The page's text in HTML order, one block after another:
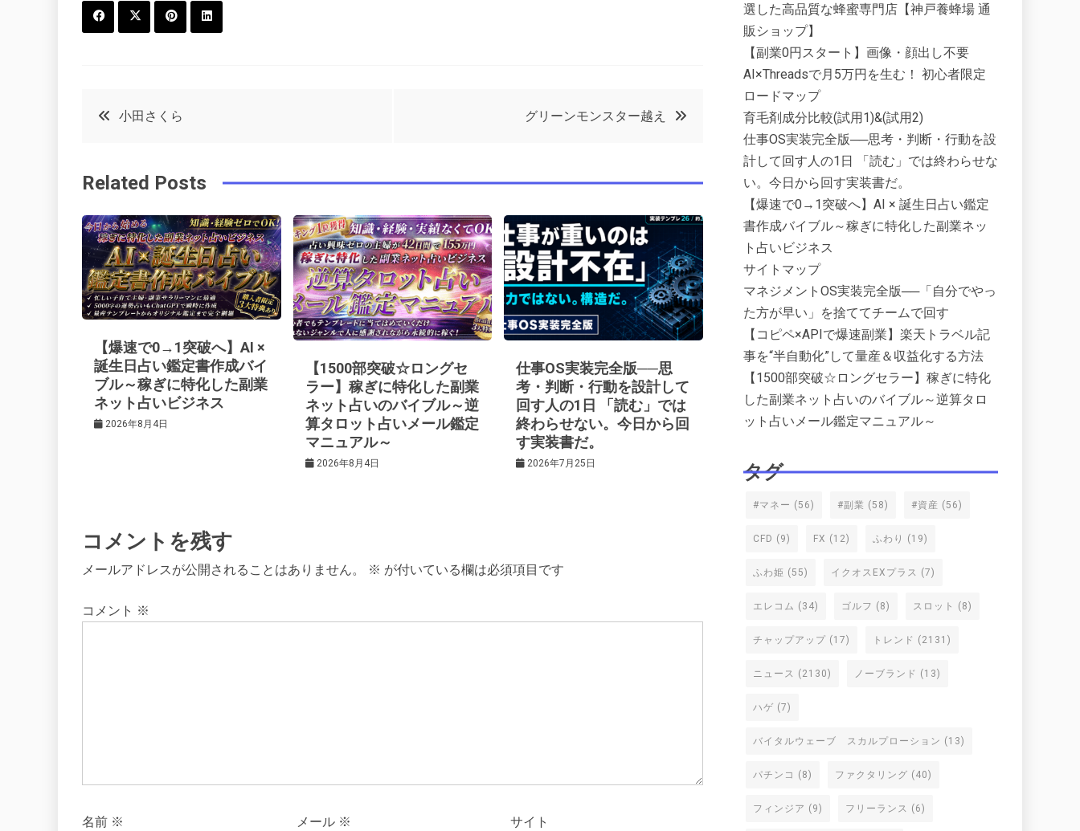
o
k
t
r
e
e
t
in
投
ナ
ビ
ゲ
ー
シ
ョ
小田さくら グリーンモンスター越え
Related Posts
【爆速で0→1突破へ】AI ×
誕生日占い鑑定書作成バイ
ブル～稼ぎに特化した副業
ネット占いビジネス
2026年8月4日
【1500部突破☆ロングセ
ラー】稼ぎに特化した副業
ネット占いのバイブル～逆
算タロット占いメール鑑定
マニュアル～
2026年8月4日
仕事OS実装完全版──思
考・判断・行動を設計して
回す人の1日 「読む」では
終わらせない。今日から回
す実装書だ。
2026年7月25日
コメントを残す
メールアドレスが公開されることはありません。 ※ が付いている欄は必須項目です
コメント ※
名前 ※ メール ※ サイト
選した高品質な蜂蜜専門店【神戸養蜂場 通
販ショップ】
【副業0円スタート】画像・顔出し不要
AI×Threadsで月5万円を生む！ 初心者限定
ロードマップ
育毛剤成分比較(試用1)&(試用2)
仕事OS実装完全版──思考・判断・行動を設
計して回す人の1日 「読む」では終わらせな
い。今日から回す実装書だ。
【爆速で0→1突破へ】AI × 誕生日占い鑑定
書作成バイブル～稼ぎに特化した副業ネッ
ト占いビジネス
サイトマップ
マネジメントOS実装完全版──「自分でやっ
た方が早い」を捨ててチームで回す
【コピペ×APIで爆速副業】楽天トラベル記
事を“半自動化”して量産＆収益化する方法
【1500部突破☆ロングセラー】稼ぎに特化
した副業ネット占いのバイブル～逆算タロ
ット占いメール鑑定マニュアル～
タグ
#マネー (56) #副業 (58) #資産 (56)
CFD (9) FX (12) ふわり (19)
ふわ姫 (55) イクオスEXプラス (7)
エレコム (34) ゴルフ (8) スロット (8)
チャップアップ (17) トレンド (2131)
ニュース (2130) ノーブランド (13)
ハゲ (7)
バイタルウェーブ スカルプローション (13)
パチンコ (8) ファクタリング (40)
フィンジア (9) フリーランス (6)